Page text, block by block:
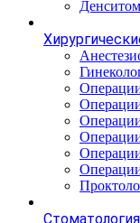
Стоматология